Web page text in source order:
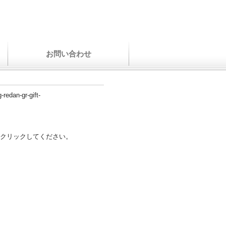
お問い合わせ
redan-gr-gift-
リックしてください。